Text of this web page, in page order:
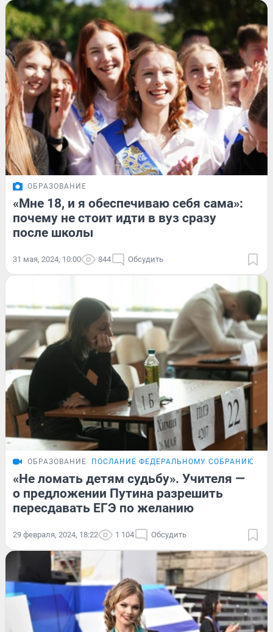
ОБРАЗОВАНИЕ
«Мне 18, и я обеспечиваю себя сама»:
почему не стоит идти в вуз сразу
после школы
31 мая, 2024, 10:00 844 Обсудить
ОБРАЗОВАНИЕ ПОСЛАНИЕ ФЕДЕРАЛЬНОМУ СОБРАНИЮ
«Не ломать детям судьбу». Учителя —
о предложении Путина разрешить
пересдавать ЕГЭ по желанию
29 февраля, 2024, 18:22 1 104 Обсудить